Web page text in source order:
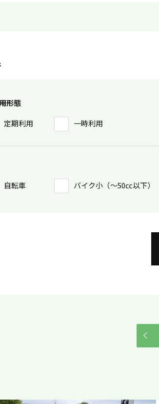
形態
定期利用
一時利用
自転車
バイク小（〜50㏄以下）